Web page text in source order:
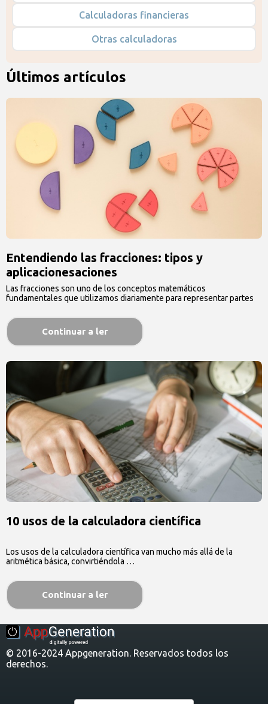
Calculadoras financieras
Otras calculadoras
Últimos artículos
Entendiendo las fracciones: tipos y
aplicacionesaciones
Las fracciones son uno de los conceptos matemáticos
fundamentales que utilizamos diariamente para representar partes
Continuar a ler
10 usos de la calculadora científica
Los usos de la calculadora científica van mucho más allá de la
aritmética básica, convirtiéndola …
Continuar a ler
© 2016-2024 Appgeneration. Reservados todos los
derechos.